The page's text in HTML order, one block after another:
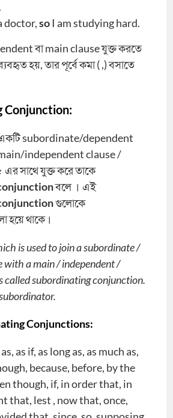
doctor,so I am studying hard.
বা main clause যুক্ত করতে
হয়, তার পূর্বে কমা ( ,) বসাতে
Conjunction:
subordinate/dependent
independent clause /
সাথে যুক্ত করে তাকে
বলে । এই
গুলোকে
হয়ে থাকে।
is used to join a subordinate /
with a main / independent /
called subordinating conjunction.
Conjunctions:
as if, as long as, as much as,
because, before, by the
though, if, in order that, in
that, lest , now that, once,